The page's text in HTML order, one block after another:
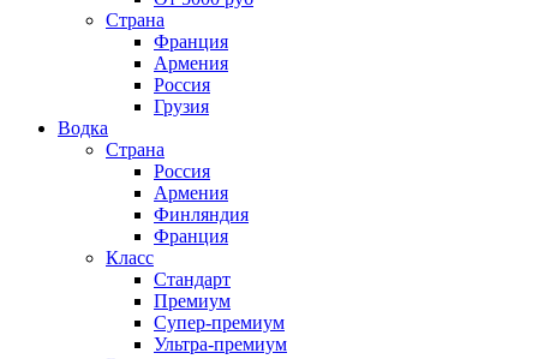
Страна
Франция
Армения
Россия
Грузия
Водка
Страна
Россия
Армения
Финляндия
Франция
Класс
Стандарт
Премиум
Супер-премиум
Ультра-премиум